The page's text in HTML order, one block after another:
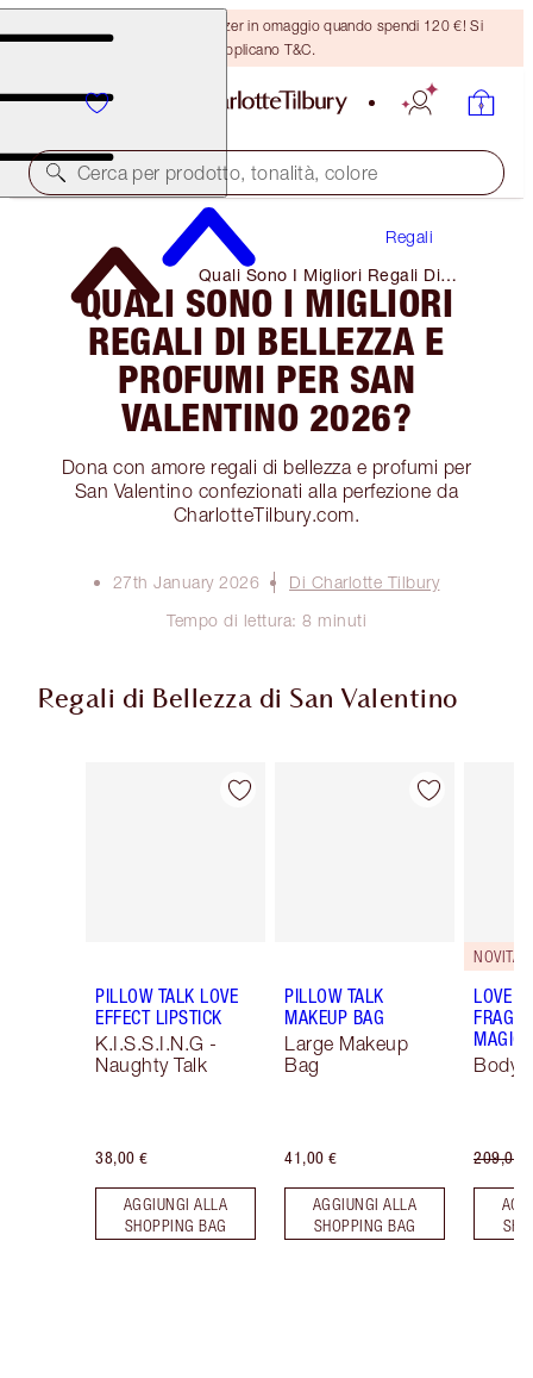
Ricevi un pennello per bronzer in omaggio quando spendi 120 €! Si
applicano T&C.
Cerca per prodotto, tonalità, colore
Regali
Quali Sono I Migliori Regali Di
Bellezza E Profumi Per San
Valentino 2026?
QUALI SONO I MIGLIORI
REGALI DI BELLEZZA E
PROFUMI PER SAN
VALENTINO 2026?
Dona con amore regali di bellezza e profumi per
San Valentino confezionati alla perfezione da
CharlotteTilbury.com.
27th January 2026
Di Charlotte Tilbury
Tempo di lettura: 8 minuti
Regali di Bellezza di San Valentino
Articolo 1 di 67
PILLOW TALK LOVE
EFFECT LIPSTICK
K.I.S.S.I.N.G -
Naughty Talk
38,00 €
AGGIUNGI ALLA
SHOPPING BAG
Articolo 2 di 67
PILLOW TALK
MAKEUP BAG
Large Makeup
Bag
41,00 €
AGGIUNGI ALLA
SHOPPING BAG
NOVITÀ!
LOVE
MAGIC
Body
209,00